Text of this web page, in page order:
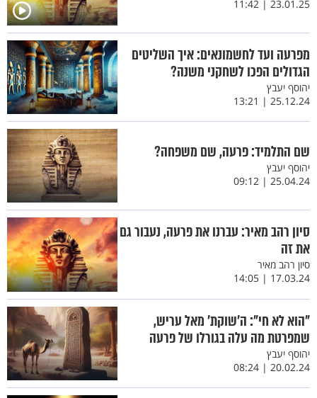
23.01.25 | 11:42
מפרעה ועד לחשמונאים: איך השליטים
הגדולים הפכו לשחקני משנה?
יהוסף יעבץ
25.12.24 | 13:21
שם התלמיד: פרעה, שם משפחה?
יהוסף יעבץ
25.04.24 | 09:12
סיון רהב מאיר: עברנו את פרעה, נעבור גם
את זה
סיון רהב מאיר
17.03.24 | 14:05
"הוא לא חי": ה'שוקת' מאל עריש,
שמפרטת מה עלה בגורלו של פרעה
יהוסף יעבץ
20.02.24 | 08:24